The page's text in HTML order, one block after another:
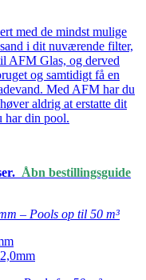
med de mindst mulige
i dit nuværende filter,
AFM Glas, og derved
og samtidigt få en
Med AFM har du
aldrig at erstatte dit
har din pool.
Åbn bestillingsguide
– Pools op til 50 m³